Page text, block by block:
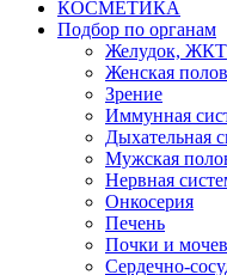
КОСМЕТИКА
Подбор по органам
Желудок, ЖКТ
Женская
Зрение
Иммунная
Дыхательная
Мужская
Нервная
Онкосерия
Печень
Почки и
Сердечно-